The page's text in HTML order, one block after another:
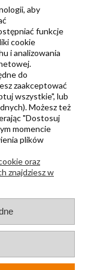
aby
funkcje
cookie
i analizowania
do
zaakceptować
wszystkie", lub
Możesz też
"Dostosuj
momencie
plików
oraz
znajdziesz w